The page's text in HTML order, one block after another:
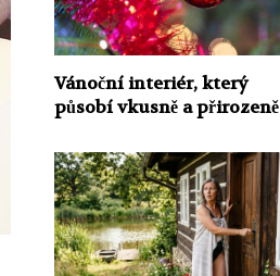
Vánoční interiér, který
působí vkusně a přirozeně